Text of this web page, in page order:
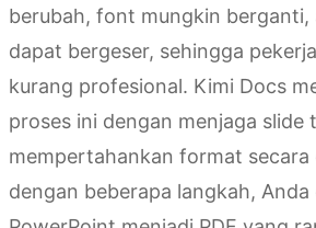
berubah, font mungkin berganti,
dapat bergeser, sehingga
kurang profesional. Kimi Docs
proses ini dengan menjaga
mempertahankan format secara
dengan beberapa langkah,